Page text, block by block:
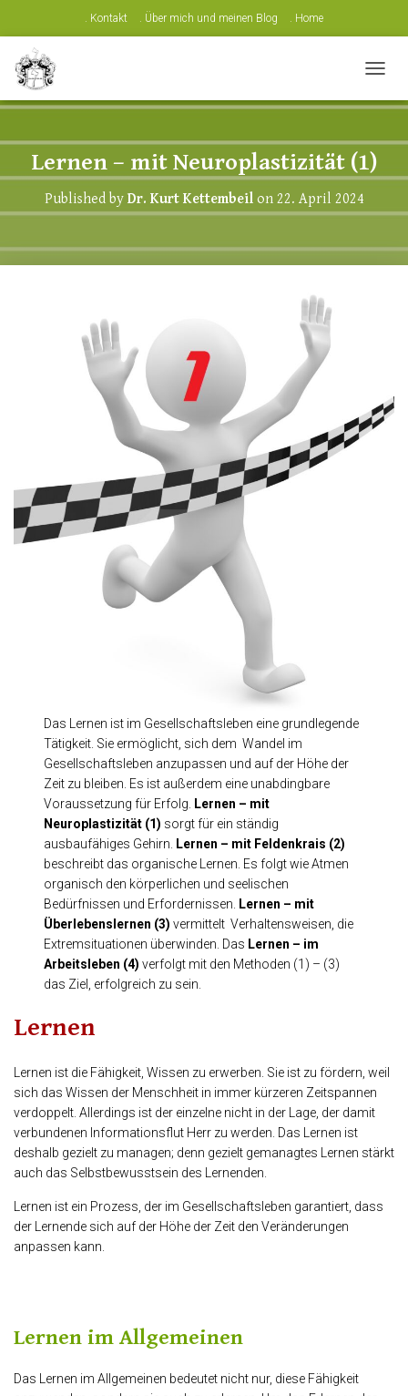
. Kontakt . Über mich und meinen Blog . Home
A
A
N
Lernen – mit Neuroplastizität (1)
Published by Dr. Kurt Kettembeilon 22. April 2024
Das Lernen ist im Gesellschaftsleben eine grundlegende
Tätigkeit. Sie ermöglicht, sich dem Wandel im
Gesellschaftsleben anzupassen und auf der Höhe der
Zeit zu bleiben. Es ist außerdem eine unabdingbare
Voraussetzung für Erfolg.
Lernen – mit
Neuroplastizität (1) sorgt für ein ständig
ausbaufähiges Gehirn.
Lernen – mit Feldenkrais (2)
beschreibt das organische Lernen. Es folgt wie Atmen
organisch den körperlichen und seelischen
Bedürfnissen und Erfordernissen.
Lernen – mit
Überlebenslernen (3) vermittelt Verhaltensweisen, die
Extremsituationen überwinden. Das Lernen – im
Arbeitsleben (4)verfolgt mit den Methoden (1) – (3)
das Ziel, erfolgreich zu sein.
Lernen
Lernen ist die Fähigkeit, Wissen zu erwerben. Sie ist zu fördern, weil
sich das Wissen der Menschheit in immer kürzeren Zeitspannen
verdoppelt. Allerdings ist der einzelne nicht in der Lage, der damit
verbundenen Informationsflut Herr zu werden. Das Lernen ist
deshalb gezielt zu managen; denn gezielt gemanagtes Lernen stärkt
auch das Selbstbewusstsein des Lernenden.
Lernen ist ein Prozess, der im Gesellschaftsleben garantiert, dass
der Lernende sich auf der Höhe der Zeit den Veränderungen
anpassen kann.
Lernen im Allgemeinen
Das Lernen im Allgemeinen bedeutet nicht nur, diese Fähigkeit